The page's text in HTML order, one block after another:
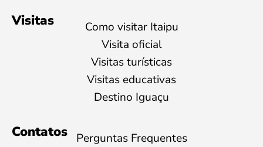
Visitas
Como visitar Itaipu
Visita oficial
Visitas turísticas
Visitas educativas
Destino Iguaçu
Contatos
Perguntas Frequentes